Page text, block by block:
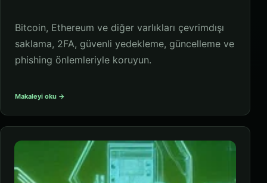
Bitcoin, Ethereum ve diğer varlıkları çevrimdışı
saklama, 2FA, güvenli yedekleme, güncelleme ve
phishing önlemleriyle koruyun.
Makaleyi oku →